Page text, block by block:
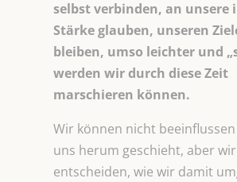
selbst verbinden, an unsere
Stärke glauben, unseren
bleiben, umso leichter und
werden wir durch diese Zeit
marschieren können.
Wir können nicht beeinflussen
uns herum geschieht, aber
entscheiden, wie wir damit